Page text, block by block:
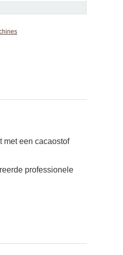
met een cacaostof
professionele